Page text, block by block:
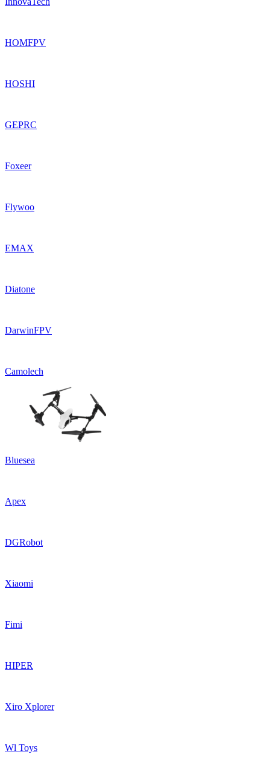
HOMFPV
HOSHI
GEPRC
Foxeer
Flywoo
EMAX
Diatone
DarwinFPV
Camolech
Bluesea
Apex
DGRobot
Xiaomi
Fimi
HIPER
Xiro Xplorer
Wl Toys